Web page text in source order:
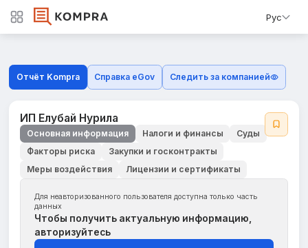
Рус
Отчёт Kompra Справка eGov Следить за компанией
ИП Елубай Нурила
Основная информация Налоги и финансы
Суды
Факторы риска
Закупки и госконтракты
Меры воздействия
Лицензии и сертификаты
Для неавторизованного пользователя доступна только часть
данных
Чтобы получить актуальную информацию,
авторизуйтесь